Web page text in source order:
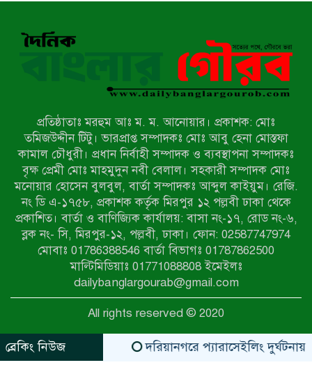
নন্দীগ্রামে সরকারি খাস জমির রাস্তা দখল,
চলাচলে চরম দুর্ভোগ; ইউএনওর হস্তক্ষেপ
নাটোরের পাটুলে পানিতে ডুবে নন্দীগ্রামের
স্কুলছাত্রের মর্মান্তিক মৃত্যু
সেনাবাহিনীর চাকরি হারিয়ে ভুয়া ডিবি
পুলিশ পরিচয়ে চাঁদাবাজি, গণপিটুনির পর
কারাগারে প্রতারক।
বাঘার সাহিন সরকারের তিন ক্যাটাগরিতে
প্রথম স্থান অর্জন; সংস্কৃতি অঙ্গনেও রয়েছে
তাঁর বহুমুখী প্রতিভা!
আওয়ামী সন্ত্রাসীদের দ্রুত গ্রেফতার ও
বিচারের দাবিতে নীলফামারীতে বিক্ষোভ ও
মানববন্ধন
প্রতিষ্ঠাতাঃ মরহুম আঃ ম. ম. আনোয়ার। প্রকাশক: মোঃ
তমিজউদ্দীন টিটু। ভারপ্রাপ্ত সম্পাদকঃ মোঃ আবু হেনা মোস্তফা
কামাল চৌধুরী। প্রধান নির্বাহী সম্পাদক ও ব্যবস্থাপনা সম্পাদকঃ
বৃক্ষ প্রেমী মোঃ মাহমুদুন নবী বেলাল। সহকারী সম্পাদক মোঃ
মনোয়ার হোসেন বুলবুল, বার্তা সম্পাদকঃ আব্দুল কাইয়ুম। রেজি.
নং ডি এ-১৭৫৮, প্রকাশক কর্তৃক মিরপুর ১২ পল্লবী ঢাকা থেকে
প্রকাশিত। বার্তা ও বাণিজ্যিক কার্যালয়: বাসা নং-১৭, রোড নং-৬,
ব্লক নং- সি, মিরপুর-১২, পল্লবী, ঢাকা। ফোন: 02587747974
মোবাঃ 01786388546 বার্তা বিভাগঃ 01787862500
মাল্টিমিডিয়াঃ 01771088808 ইমেইলঃ
dailybanglargourab@gmail.com
All rights reserved © 2020
ব্রেকিং নিউজ
দরিয়ানগরে প্যারাসেইলিং দুর্ঘটনায়